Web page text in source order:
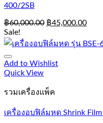
400/2SB
฿60,000.00 ฿45,000.00
Sale!
Add to Wishlist
Quick View
รวมเครื่องแพ็ค
เครื่องอบฟิล์มหด Shrink Film